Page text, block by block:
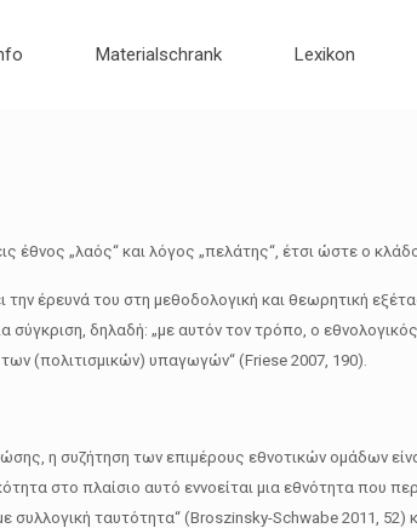
Materialschrank Lexikon
έθνος „λαός“ και λόγος „πελάτης“, έτσι ώστε ο
την έρευνά του στη μεθοδολογική και θεωρητική
δηλαδή: „με αυτόν τον τρόπο, ο
(πολιτισμικών) υπαγωγών“ (Friese 2007, 190).
η συζήτηση των επιμέρους εθνοτικών ομάδων
στο πλαίσιο αυτό εννοείται μια εθνότητα που
ταυτότητα“ (Broszinsky-Schwabe 2011,